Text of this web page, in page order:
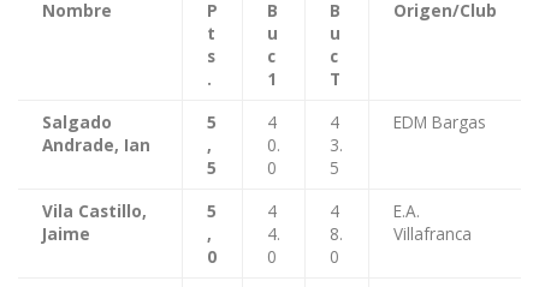
Nombre
P
t
s
.
B
u
c
1
B
u
c
T
Origen/Club
Salgado
Andrade, Ian
5
,
5
4
0.
0
4
3.
5
EDM Bargas
Vila Castillo,
Jaime
5
,
0
4
4.
0
4
8.
0
E.A.
Villafranca